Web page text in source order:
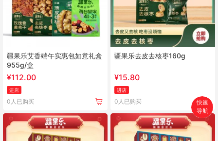
疆果乐艾香端午实惠包如意礼盒
955g/盒
¥112.00
进店
0人已购买
疆果乐去皮去核枣160g
¥15.80
进店
0人已购买
首页
快速
导航